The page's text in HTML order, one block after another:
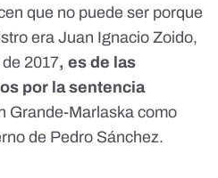
que no puede ser porque
era Juan Ignacio Zoido,
2017, es de las
por la sentencia
Grande-Marlaska como
de Pedro Sánchez.